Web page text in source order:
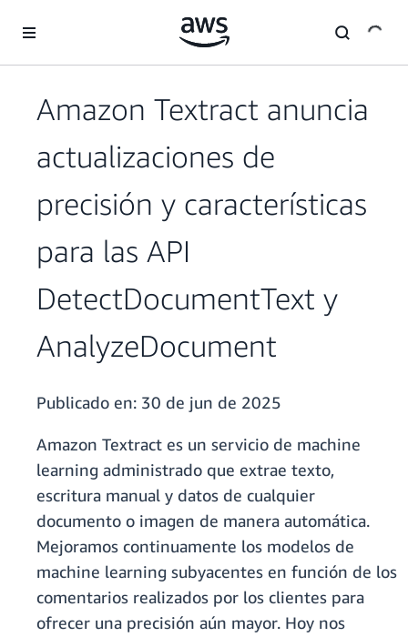
Amazon Textract anuncia
actualizaciones de
precisión y características
para las API
DetectDocumentText y
AnalyzeDocument
Publicado en: 30 de jun de 2025
Amazon Textract es un servicio de machine
learning administrado que extrae texto,
escritura manual y datos de cualquier
documento o imagen de manera automática.
Mejoramos continuamente los modelos de
machine learning subyacentes en función de los
comentarios realizados por los clientes para
ofrecer una precisión aún mayor. Hoy nos